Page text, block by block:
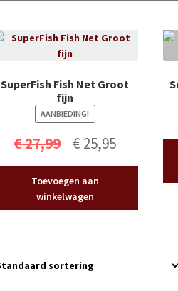
SuperFish Fish Net Groot
fijn
AANBIEDING!
€27,99
Oorspronkelijke
prijs
was:
€ 27,99.
€ 25,95Huidige
prijs
€ 25,95.
Toevoegen aan
winkelwagen